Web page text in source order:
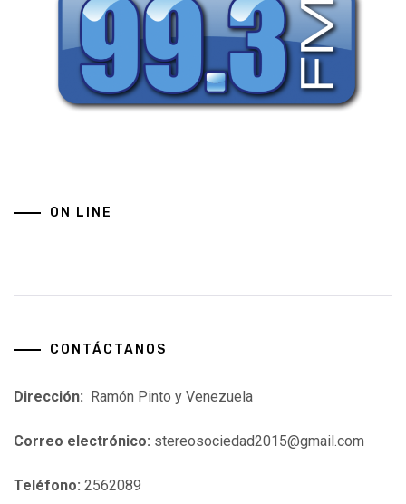
ON LINE
CONTÁCTANOS
Dirección: Ramón Pinto y Venezuela
Correo electrónico: stereosociedad2015@gmail.com
Teléfono: 2562089